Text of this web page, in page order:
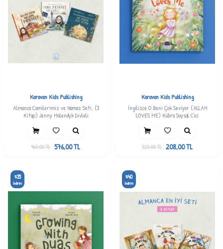
Karavan Kids Publishing
Almanca Camilerimiz ve Namaz Seti, (3
Kitap) Jenny Molendyk Divleli
960,00TL 576,00TL
Karavan Kids Publishing
İngilizce O Beni Çok Seviyor (ALLAH
LOVES ME) Kübra Soysal Cici
320,00TL 208,00TL
%35
İndirim
%40
İndirim